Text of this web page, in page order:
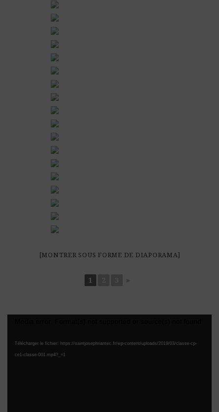
[MONTRER SOUS FORME DE DIAPORAMA]
1
Télécharger le fichier: https://saintjosephriantec.fr/wp-content/uploads/2019/03/classe-cp-
ce1-classe-001.mp4?_=1